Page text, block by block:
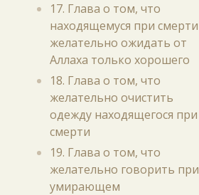
17. Глава о том, что
находящемуся при смерти
желательно ожидать от
Аллаха только хорошего
18. Глава о том, что
желательно очистить
одежду находящегося при
смерти
19. Глава о том, что
желательно говорить при
умирающем